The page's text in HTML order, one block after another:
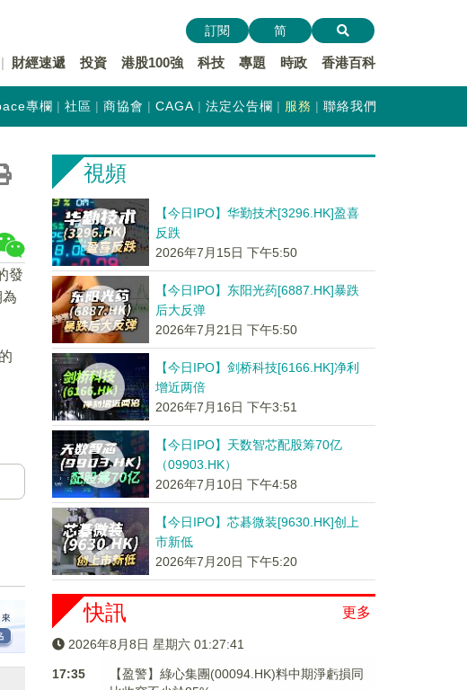
財經速遞 投資 港股100強 科技 專題 時政 香港百科
訂閱 简
專欄 社區 商協會 CAGA 法定公告欄 服務 聯絡我們
發
視頻
【今日IPO】华勤技术[3296.HK]盈喜
反跌
2026年7月15日 下午5:50
【今日IPO】东阳光药[6887.HK]暴跌
后大反弹
2026年7月21日 下午5:50
【今日IPO】剑桥科技[6166.HK]净利
增近两倍
2026年7月16日 下午3:51
【今日IPO】天数智芯配股筹70亿
（09903.HK）
2026年7月10日 下午4:58
【今日IPO】芯碁微装[9630.HK]创上
市新低
2026年7月20日 下午5:20
更多
快訊
2026年8月8日 星期六 01:27:41
17:35
【盈警】綠心集團(00094.HK)料中期淨虧損同